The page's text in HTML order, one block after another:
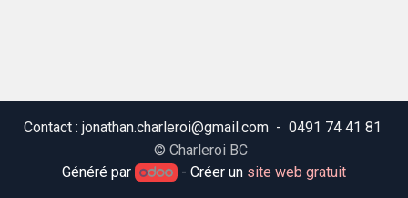
Contact : jonathan.charleroi@gmail.com - 0491 74 41 81
© Charleroi BC
Généré par
- Créer un site web gratuit